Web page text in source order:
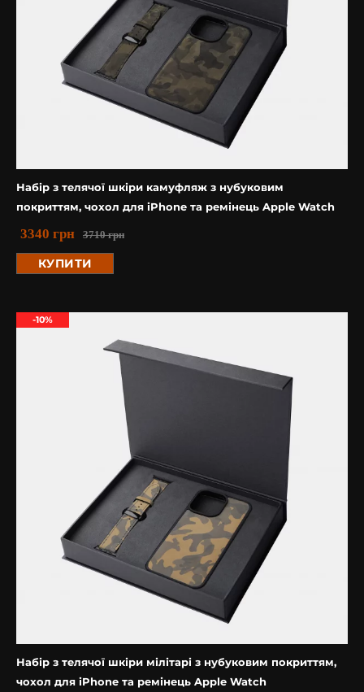
Набір з телячої шкіри камуфляж з нубуковим
покриттям, чохол для iPhone та ремінець Apple Watch
3710грн
3340 грн
КУПИТИ
-10%
Набір з телячої шкіри мілітарі з нубуковим покриттям,
чохол для iPhone та ремінець Apple Watch